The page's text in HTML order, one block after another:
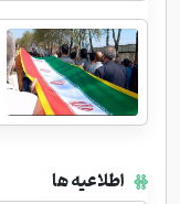
اطلاعیه ها